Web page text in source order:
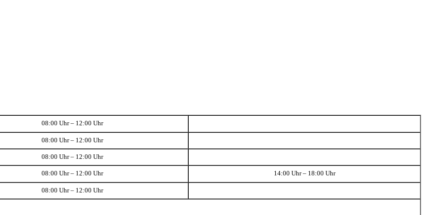
08:00 Uhr – 12:00 Uhr
08:00 Uhr – 12:00 Uhr
08:00 Uhr – 12:00 Uhr
08:00 Uhr – 12:00 Uhr 14:00 Uhr – 18:00 Uhr
08:00 Uhr – 12:00 Uhr